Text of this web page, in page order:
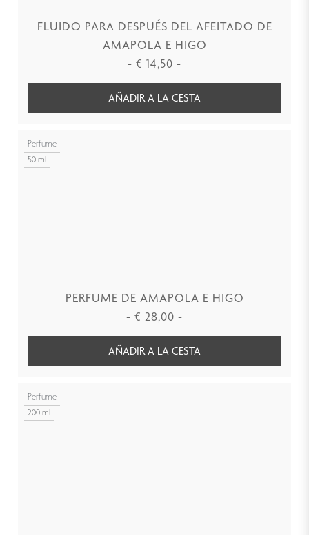
FLUIDO PARA DESPUÉS DEL AFEITADO DE
AMAPOLA E HIGO
- € 14,50 -
AÑADIR A LA CESTA
Perfume
50 ml
PERFUME DE AMAPOLA E HIGO
- € 28,00 -
AÑADIR A LA CESTA
Perfume
200 ml